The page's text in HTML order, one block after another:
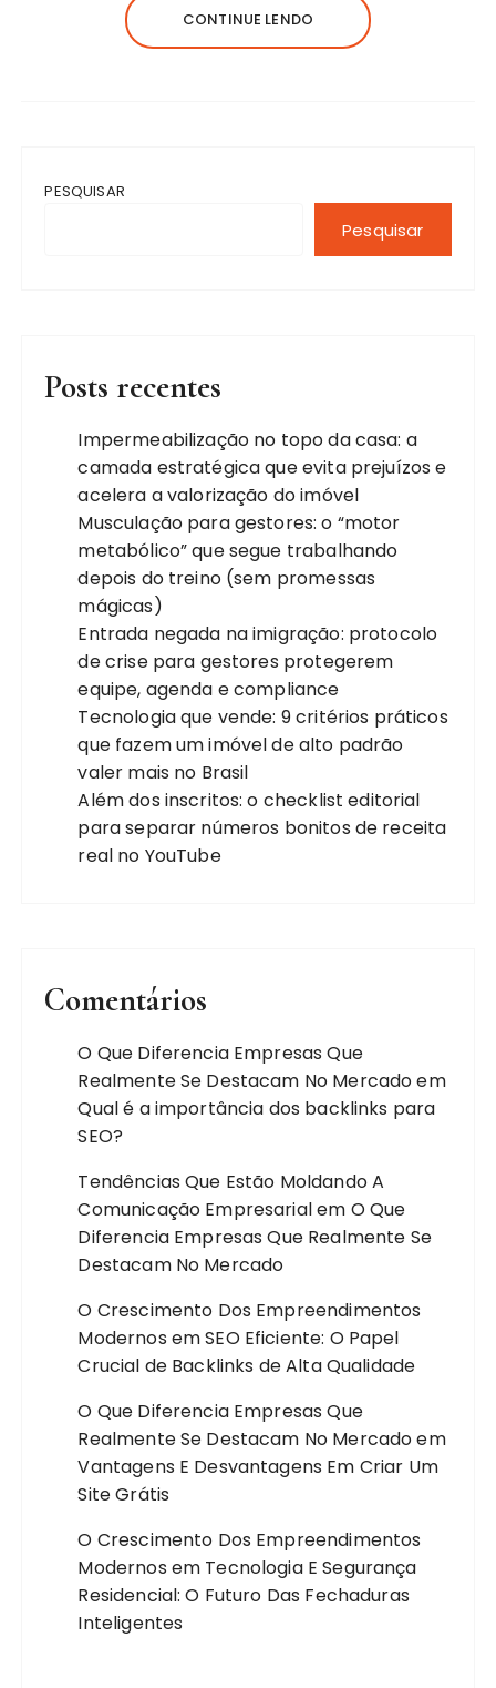
CONTINUE LENDO
PESQUISAR
Pesquisar
Posts recentes
Impermeabilização no topo da casa: a
camada estratégica que evita prejuízos e
acelera a valorização do imóvel
Musculação para gestores: o “motor
metabólico” que segue trabalhando
depois do treino (sem promessas
mágicas)
Entrada negada na imigração: protocolo
de crise para gestores protegerem
equipe, agenda e compliance
Tecnologia que vende: 9 critérios práticos
que fazem um imóvel de alto padrão
valer mais no Brasil
Além dos inscritos: o checklist editorial
para separar números bonitos de receita
real no YouTube
Comentários
O Que Diferencia Empresas Que
Realmente Se Destacam No Mercadoem
Qual é a importância dos backlinks para
SEO?
Tendências Que Estão Moldando A
Comunicação Empresarialem O Que
Diferencia Empresas Que Realmente Se
Destacam No Mercado
O Crescimento Dos Empreendimentos
Modernos emSEO Eficiente: O Papel
Crucial de Backlinks de Alta Qualidade
O Que Diferencia Empresas Que
Realmente Se Destacam No Mercadoem
Vantagens E Desvantagens Em Criar Um
Site Grátis
O Crescimento Dos Empreendimentos
Modernos em Tecnologia E Segurança
Residencial: O Futuro Das Fechaduras
Inteligentes